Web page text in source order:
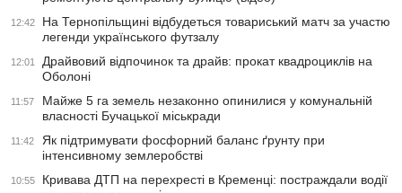
12:42
На Тернопільщині відбудеться товариський матч за участю
легенди українського футзалу
12:01
Драйвовий відпочинок та драйв: прокат квадроциклів на
Оболоні
11:57
Майже 5 га земель незаконно опинилися у комунальній
власності Бучацької міськради
11:42
Як підтримувати фосфорний баланс ґрунту при
інтенсивному землеробстві
10:55
Кривава ДТП на перехресті в Кременці: постраждали водії